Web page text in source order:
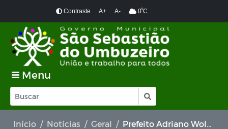
Contraste A+ A- 0ºC
Menu
Início Notícias Geral Prefeito Adriano Wolff faz balanço de agenda em Brasília e anuncia conquistas para São Sebastião do Umbuzeiro